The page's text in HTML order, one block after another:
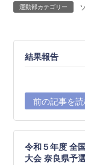
運動部カテゴリー
結果報告
前の記事を
令和５年度 全
大会 奈良県予